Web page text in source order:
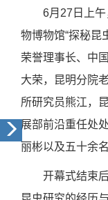
6月 27 日上
物博物馆“探秘昆
荣誉理事长、中
大荣，昆明分院
所研究员熊江，
展部前沿重任处
丽彬以及五十余
开幕式结束